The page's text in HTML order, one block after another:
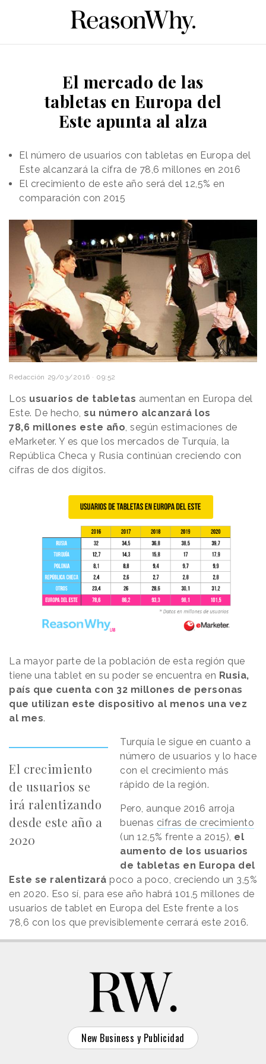
El mercado de las
tabletas en Europa del
Este apunta al alza
El número de usuarios con tabletas en Europa del
Este alcanzará la cifra de 78,6 millones en 2016
El crecimiento de este año será del 12,5% en
comparación con 2015
Redacción 29/03/2016 · 09:52
Los usuarios de tabletas aumentan en Europa del
Este. De hecho, su número alcanzará los
78,6 millones este año, según estimaciones de
eMarketer. Y es que los mercados de Turquía, la
República Checa y Rusia continúan creciendo con
cifras de dos dígitos.
La mayor parte de la población de esta región que
tiene una tablet en su poder se encuentra en Rusia,
país que cuenta con 32 millones de personas
que utilizan este dispositivo al menos una vez
al mes.
El crecimiento
de usuarios se
irá ralentizando
desde este año a
2020
Turquía le sigue en cuanto a
número de usuarios y lo hace
con el crecimiento más
rápido de la región.
Pero, aunque 2016 arroja
buenas cifras de crecimiento
(un 12,5% frente a 2015), el
aumento de los usuarios
de tabletas en Europa del
Este se ralentizará poco a poco, creciendo un 3,5%
en 2020. Eso sí, para ese año habrá 101,5 millones de
usuarios de tablet en Europa del Este frente a los
78,6 con los que previsiblemente cerrará este 2016.
New Business y Publicidad